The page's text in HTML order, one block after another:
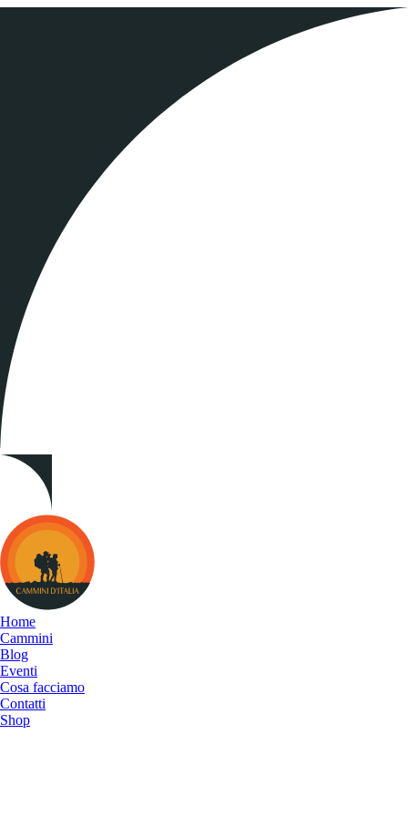
Cammini
d&#039;Italia
Home
Cammini
Blog
Eventi
Cosa facciamo
Contatti
Shop